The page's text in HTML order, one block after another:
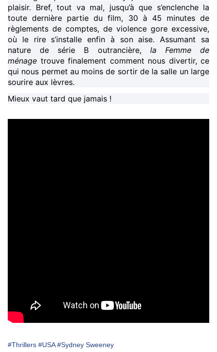
plaisir. Bref, tout va mal, jusqu’à que s’enclenche la
toute dernière partie du film, 30 à 45 minutes de
règlements de comptes, de violence gore excessive,
où le rire s’installe enfin à son aise. Assumant sa
nature de série B outrancière,
la Femme de
ménage trouve finalement comment nous divertir, ce
qui nous permet au moins de sortir de la salle un large
sourire aux lèvres.
Mieux vaut tard que jamais !
#Thrillers #USA #Sydney Sweeney